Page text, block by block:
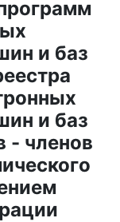
и баз
и баз
- членов